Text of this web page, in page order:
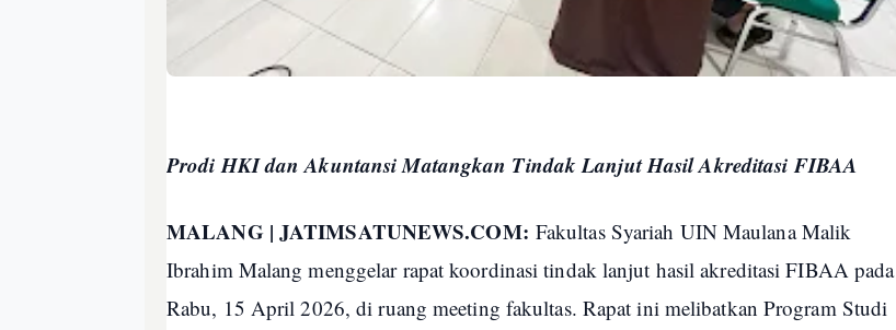
Prodi HKI dan Akuntansi Matangkan Tindak Lanjut Hasil Akreditasi FIBAA
MALANG | JATIMSATUNEWS.COM: Fakultas Syariah UIN Maulana Malik
Ibrahim Malang menggelar rapat koordinasi tindak lanjut hasil akreditasi FIBAA pada
Rabu, 15 April 2026, di ruang meeting fakultas. Rapat ini melibatkan Program Studi